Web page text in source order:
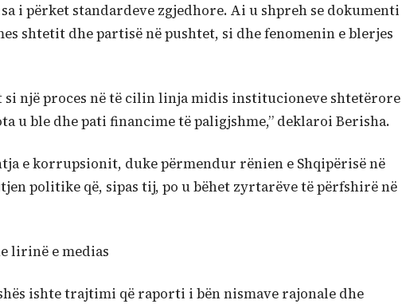
i përket standardeve zgjedhore. Ai u shpreh se dokumenti
shtetit dhe partisë në pushtet, si dhe fenomenin e blerjes
si një proces në të cilin linja midis institucioneve shtetërore
u ble dhe pati financime të paligjshme,” deklaroi Berisha.
e korrupsionit, duke përmendur rënien e Shqipërisë në
politike që, sipas tij, po u bëhet zyrtarëve të përfshirë në
lirinë e medias
ishte trajtimi që raporti i bën nismave rajonale dhe